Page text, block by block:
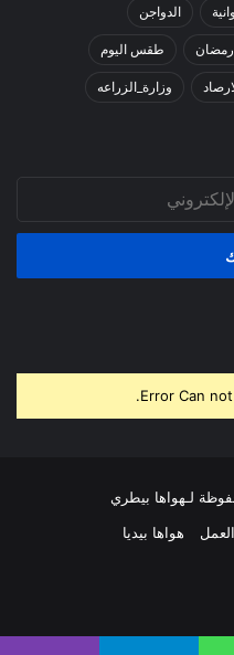
الدواجن
طقس اليوم
وزارة_الزراعه
Error Can
هواها بيديا